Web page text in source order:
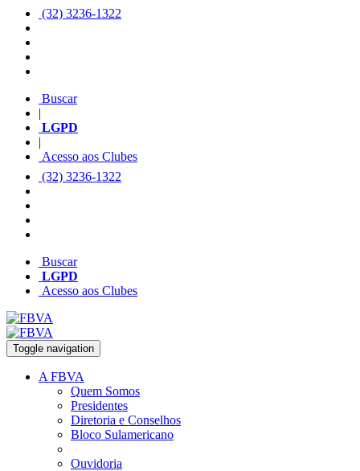
(32) 3236-1322
Buscar
|
LGPD
|
Acesso aos Clubes
(32) 3236-1322
Buscar
LGPD
Acesso aos Clubes
Toggle navigation
A FBVA
Quem Somos
Presidentes
Diretoria e Conselhos
Bloco Sulamericano
Ouvidoria